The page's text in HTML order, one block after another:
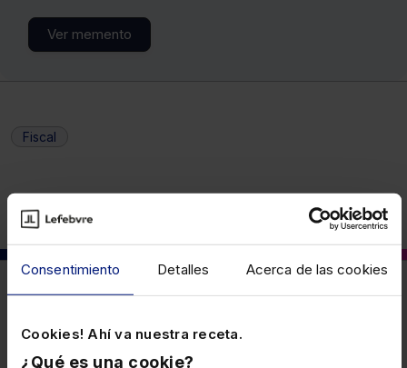
Consentimiento Detalles Acerca de las cookies
Cookies! Ahí va nuestra receta.
¿Qué es una cookie?
Ver memento
Fiscal
También puede interesarte
14 ABRIL 2026